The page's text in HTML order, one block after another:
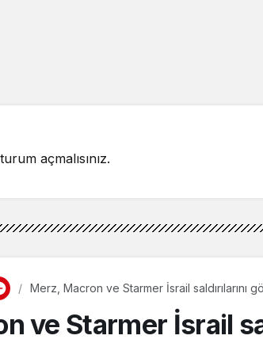
açmalısınız.
Merz, Macron ve Starmer İsrail saldırılarını
ve Starmer İsrail